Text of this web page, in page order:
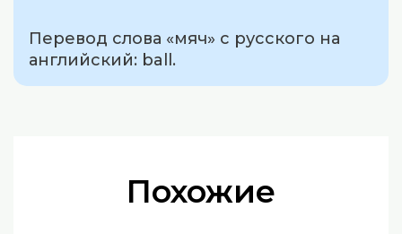
Перевод слова «мяч» с русского на
английский: ball.
Похожие